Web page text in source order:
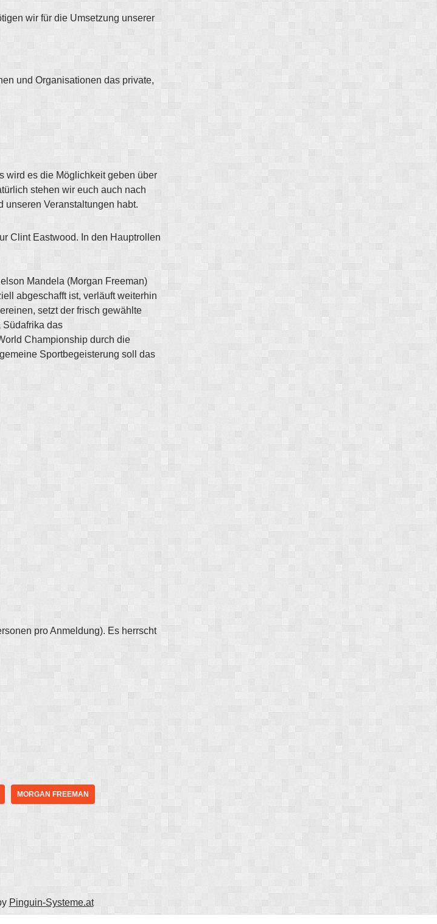
wir für die Umsetzung unserer
und Organisationen das private,
wird es die Möglichkeit geben über
stehen wir euch auch nach
unseren Veranstaltungen habt.
Clint Eastwood. In den Hauptrollen
Mandela (Morgan Freeman)
abgeschafft ist, verläuft weiterhin
setzt der frisch gewählte
Südafrika das
Championship durch die
Sportbegeisterung soll das
pro Anmeldung). Es herrscht
MORGAN FREEMAN
Pinguin-Systeme.at